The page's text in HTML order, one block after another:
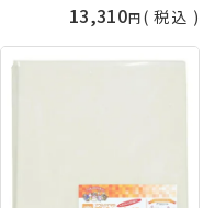
ヌマン 手芸の山久
13,310 税込